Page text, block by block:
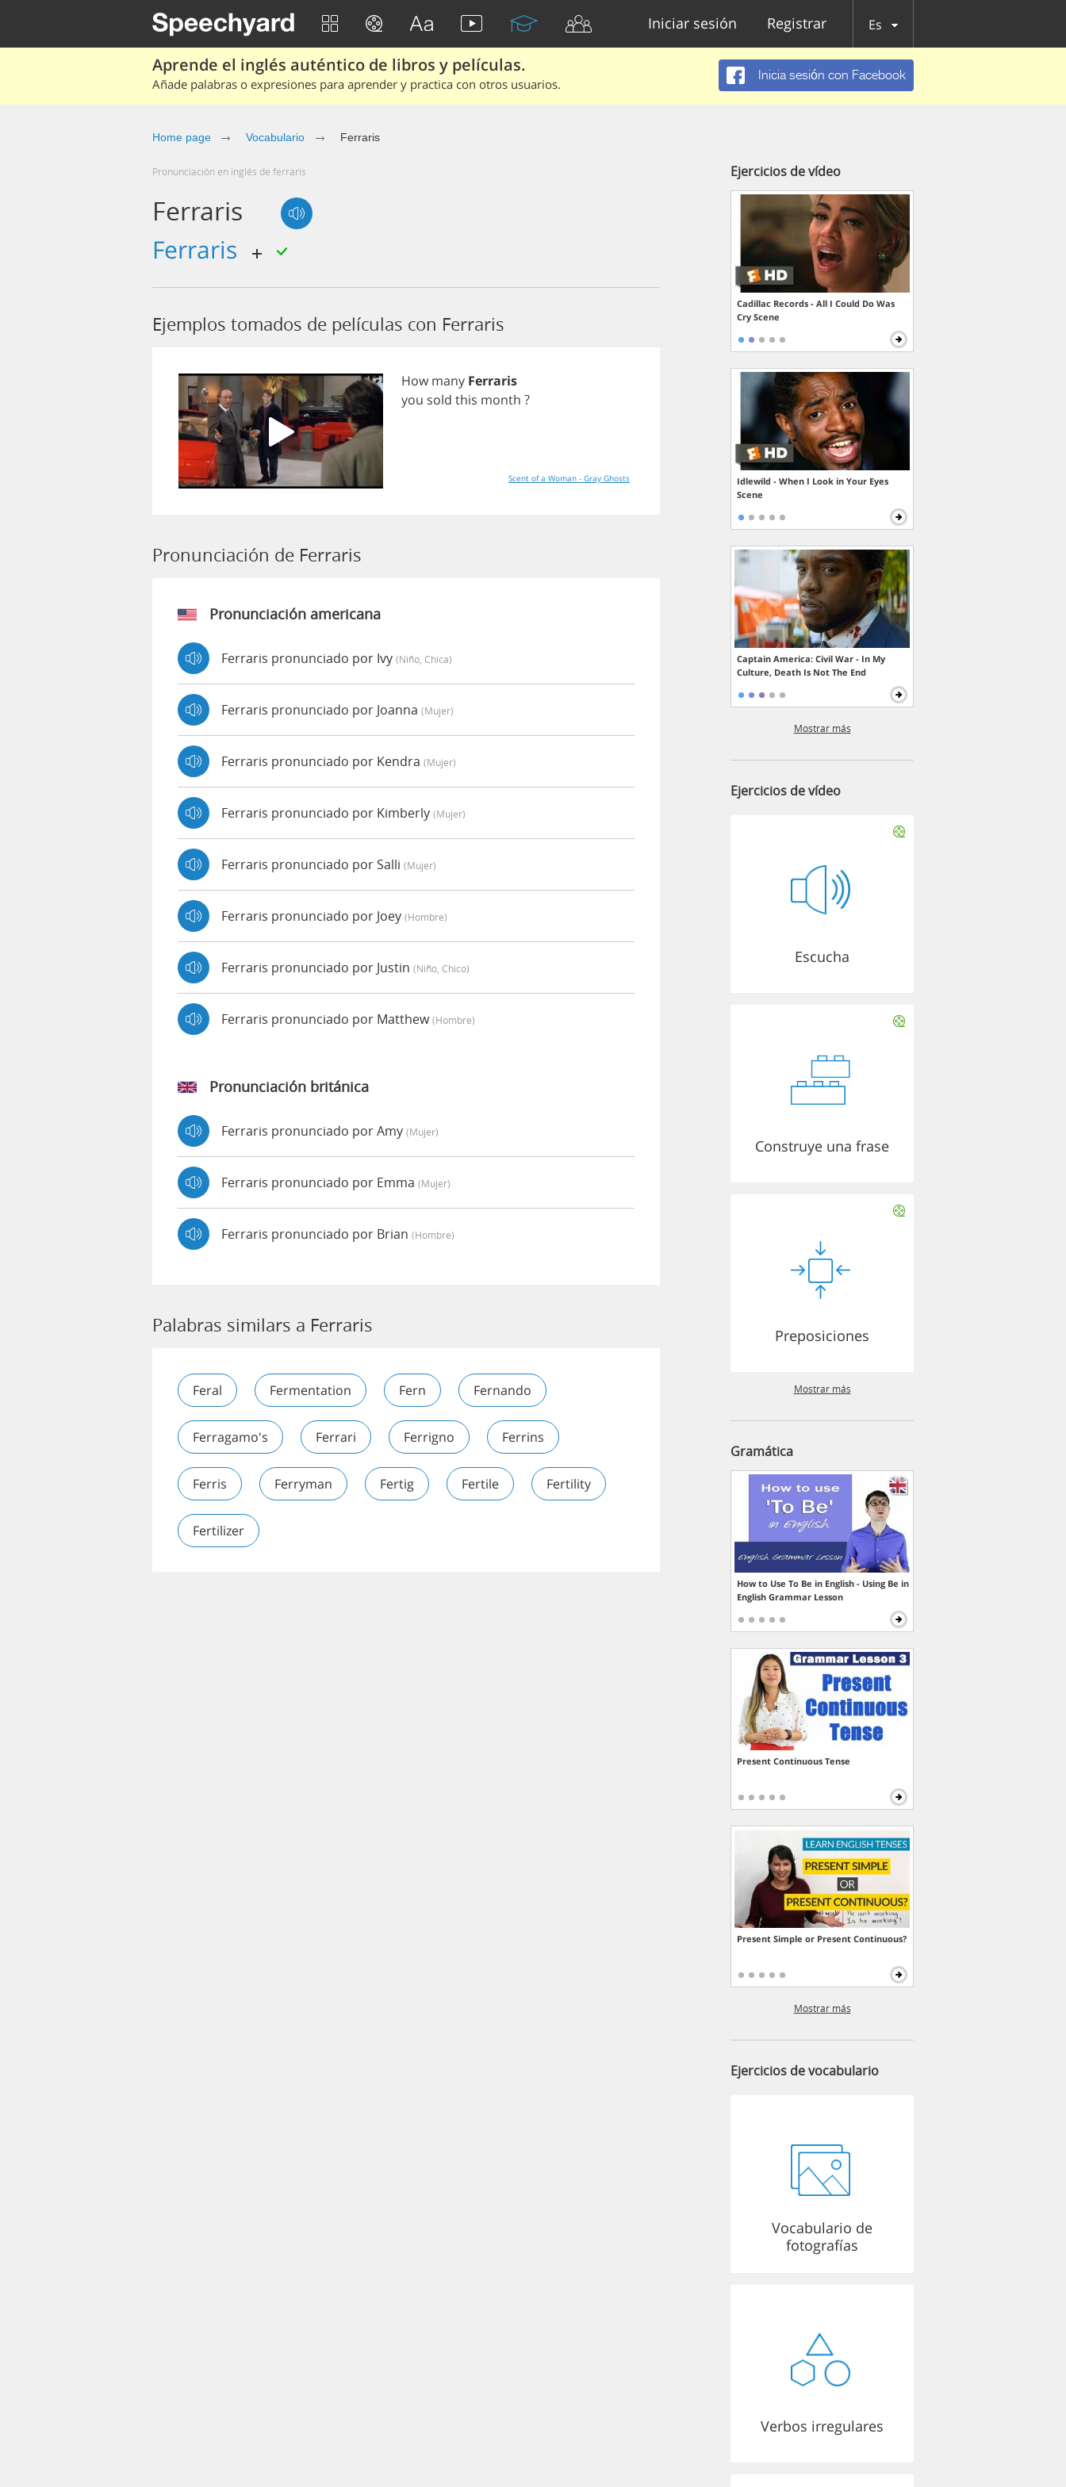
Iniciar sesión Registrar Es
Aprende el inglés auténtico de libros y películas.
Añade palabras o expresiones para aprender y practica con otros usuarios.
Inicia sesión con Facebook
Home page Vocabulario Ferraris
Pronunciación en inglés de ferraris
Ferraris
ferraris
Ejemplos tomados de películas con Ferraris
How many Ferraris
you sold this month ?
Scent of a Woman - Gray Ghosts
Pronunciación de Ferraris
Pronunciación americana
Ferraris pronunciado por Ivy (niño, Chica)
Ferraris pronunciado por Joanna (mujer)
Ferraris pronunciado por Kendra (mujer)
Ferraris pronunciado por Kimberly (mujer)
Ferraris pronunciado por Salli (mujer)
Ferraris pronunciado por Joey (hombre)
Ferraris pronunciado por Justin (niño, Chico)
Ferraris pronunciado por Matthew(hombre)
Pronunciación británica
Ferraris pronunciado por Amy (mujer)
Ferraris pronunciado por Emma (mujer)
Ferraris pronunciado por Brian (hombre)
Palabras similars a Ferraris
Feral Fermentation Fern Fernando
Ferragamo's Ferrari Ferrigno Ferrins
Ferris Ferryman Fertig Fertile Fertility
Fertilizer
Ejercicios de vídeo
Cadillac Records - All I Could Do Was
Cry Scene
Idlewild - When I Look in Your Eyes
Scene
Captain America: Civil War - In My
Culture, Death Is Not The End
Mostrar más
Ejercicios de vídeo
Escucha
Construye una frase
Preposiciones
Mostrar más
Gramática
How to Use To Be in English - Using Be in
English Grammar Lesson
Present Continuous Tense
Present Simple or Present Continuous?
Mostrar más
Ejercicios de vocabulario
Vocabulario de
fotografías
Verbos irregulares